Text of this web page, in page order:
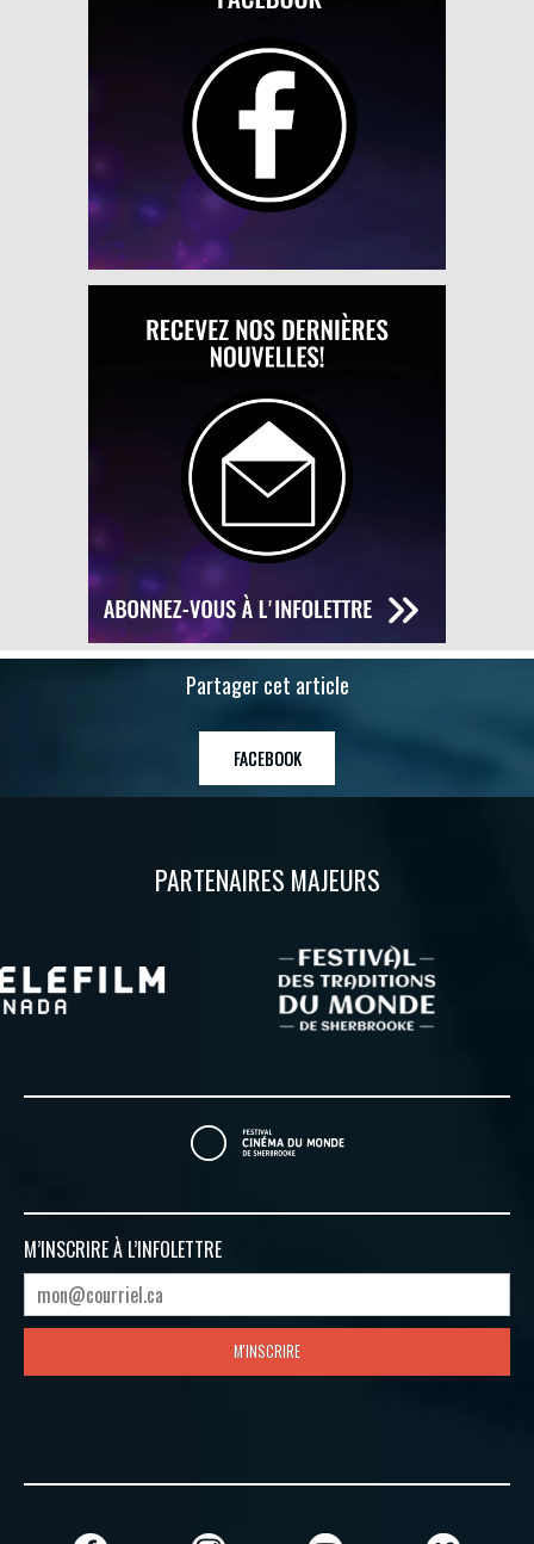
Partager cet article
FACEBOOK
PARTENAIRES MAJEURS
M’INSCRIRE À L’INFOLETTRE
M'INSCRIRE